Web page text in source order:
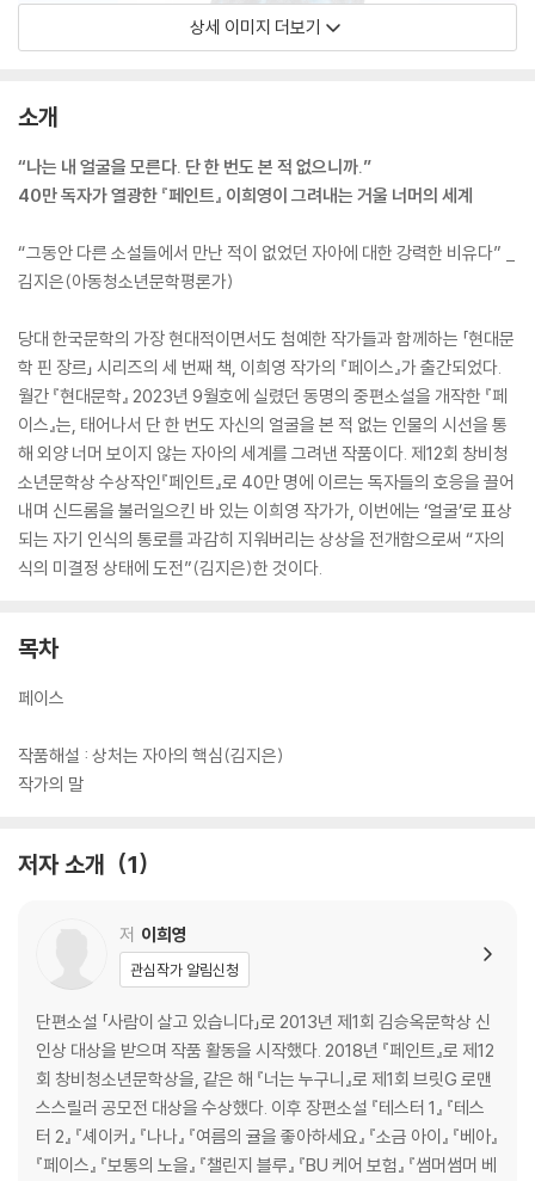
상세 이미지 더보기
소개
“나는 내 얼굴을 모른다. 단 한 번도 본 적 없으니까.”
40만 독자가 열광한 『페인트』 이희영이 그려내는 거울 너머의 세계
“그동안 다른 소설들에서 만난 적이 없었던 자아에 대한 강력한 비유다” _
김지은(아동청소년문학평론가)
당대 한국문학의 가장 현대적이면서도 첨예한 작가들과 함께하는 「현대문
학 핀 장르」 시리즈의 세 번째 책, 이희영 작가의 『페이스』가 출간되었다.
월간 『현대문학』 2023년 9월호에 실렸던 동명의 중편소설을 개작한 『페
이스』는, 태어나서 단 한 번도 자신의 얼굴을 본 적 없는 인물의 시선을 통
해 외양 너머 보이지 않는 자아의 세계를 그려낸 작품이다. 제12회 창비청
소년문학상 수상작인『페인트』로 40만 명에 이르는 독자들의 호응을 끌어
내며 신드롬을 불러일으킨 바 있는 이희영 작가가, 이번에는 ‘얼굴’로 표상
되는 자기 인식의 통로를 과감히 지워버리는 상상을 전개함으로써 “자의
식의 미결정 상태에 도전”(김지은)한 것이다.
목차
페이스
작품해설 : 상처는 자아의 핵심(김지은)
작가의 말
저자 소개 1
저 이희영
관심작가 알림신청
단편소설 「사람이 살고 있습니다」로 2013년 제1회 김승옥문학상 신
인상 대상을 받으며 작품 활동을 시작했다. 2018년 『페인트』로 제12
회 창비청소년문학상을, 같은 해 『너는 누구니』로 제1회 브릿G 로맨
스스릴러 공모전 대상을 수상했다. 이후 장편소설 『테스터 1』 『테스
터 2』 『셰이커』 『나나』 『여름의 귤을 좋아하세요』 『소금 아이』 『베아』
『페이스』 『보통의 노을』 『챌린지 블루』 『BU 케어 보험』 『썸머썸머 베